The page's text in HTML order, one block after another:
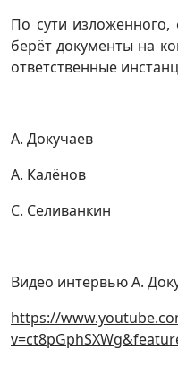
По сути
берёт документы на
ответственные
А. Докучаев
А. Калёнов
С. Селиванкин
Видео интервью А.
https://